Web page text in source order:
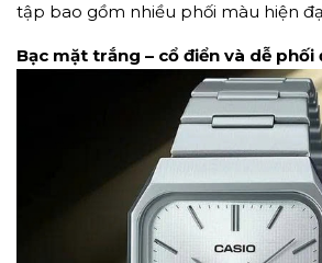
tập bao gồm nhiều phối màu hiện
Bạc mặt trắng – cổ điển và dễ phối